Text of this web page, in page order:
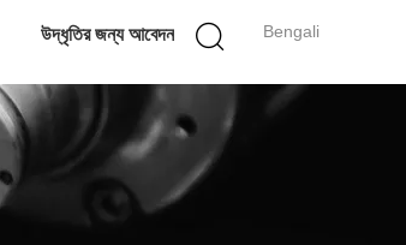
Bengali
উদ্ধৃতির জন্য আবেদন